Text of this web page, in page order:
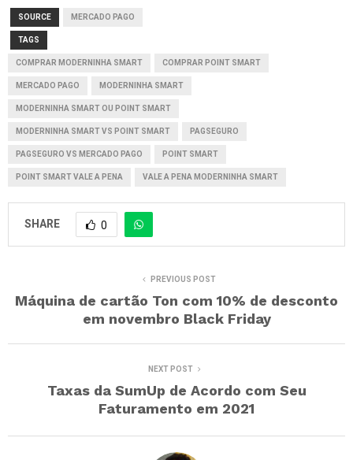
SOURCE MERCADO PAGO
TAGS
COMPRAR MODERNINHA SMART COMPRAR POINT SMART
MERCADO PAGO MODERNINHA SMART
MODERNINHA SMART OU POINT SMART
MODERNINHA SMART VS POINT SMART PAGSEGURO
PAGSEGURO VS MERCADO PAGO POINT SMART
POINT SMART VALE A PENA VALE A PENA MODERNINHA SMART
SHARE 0
PREVIOUS POST
Máquina de cartão Ton com 10% de desconto
em novembro Black Friday
NEXT POST
Taxas da SumUp de Acordo com Seu
Faturamento em 2021